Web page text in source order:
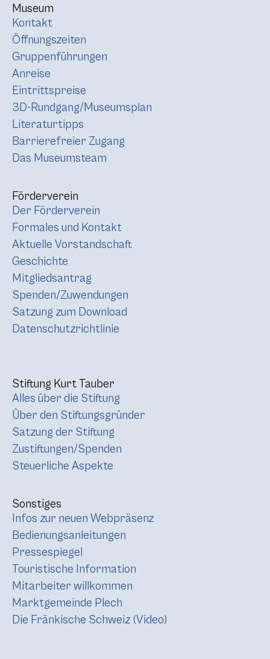
Museum
Kontakt
Öffnungszeiten
Gruppenführungen
Anreise
Eintrittspreise
3D-Rundgang/Museumsplan
Literaturtipps
Barrierefreier Zugang
Das Museumsteam
Förderverein
Der Förderverein
Formales und Kontakt
Aktuelle Vorstandschaft
Geschichte
Mitgliedsantrag
Spenden/Zuwendungen
Satzung zum Download
Datenschutzrichtlinie
Stiftung Kurt Tauber
Alles über die Stiftung
Über den Stiftungsgründer
Satzung der Stiftung
Zustiftungen/Spenden
Steuerliche Aspekte
Sonstiges
Infos zur neuen Webpräsenz
Bedienungsanleitungen
Pressespiegel
Touristische Information
Mitarbeiter willkommen
Marktgemeinde Plech
Die Fränkische Schweiz (Video)